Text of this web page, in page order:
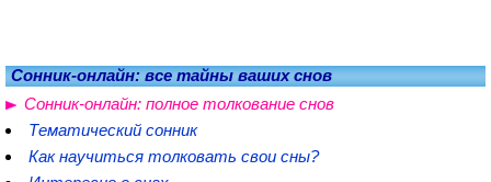
Сонник-онлайн: все тайны ваших снов
Сонник-онлайн: полное толкование снов
Тематический сонник
Как научиться толковать свои сны?